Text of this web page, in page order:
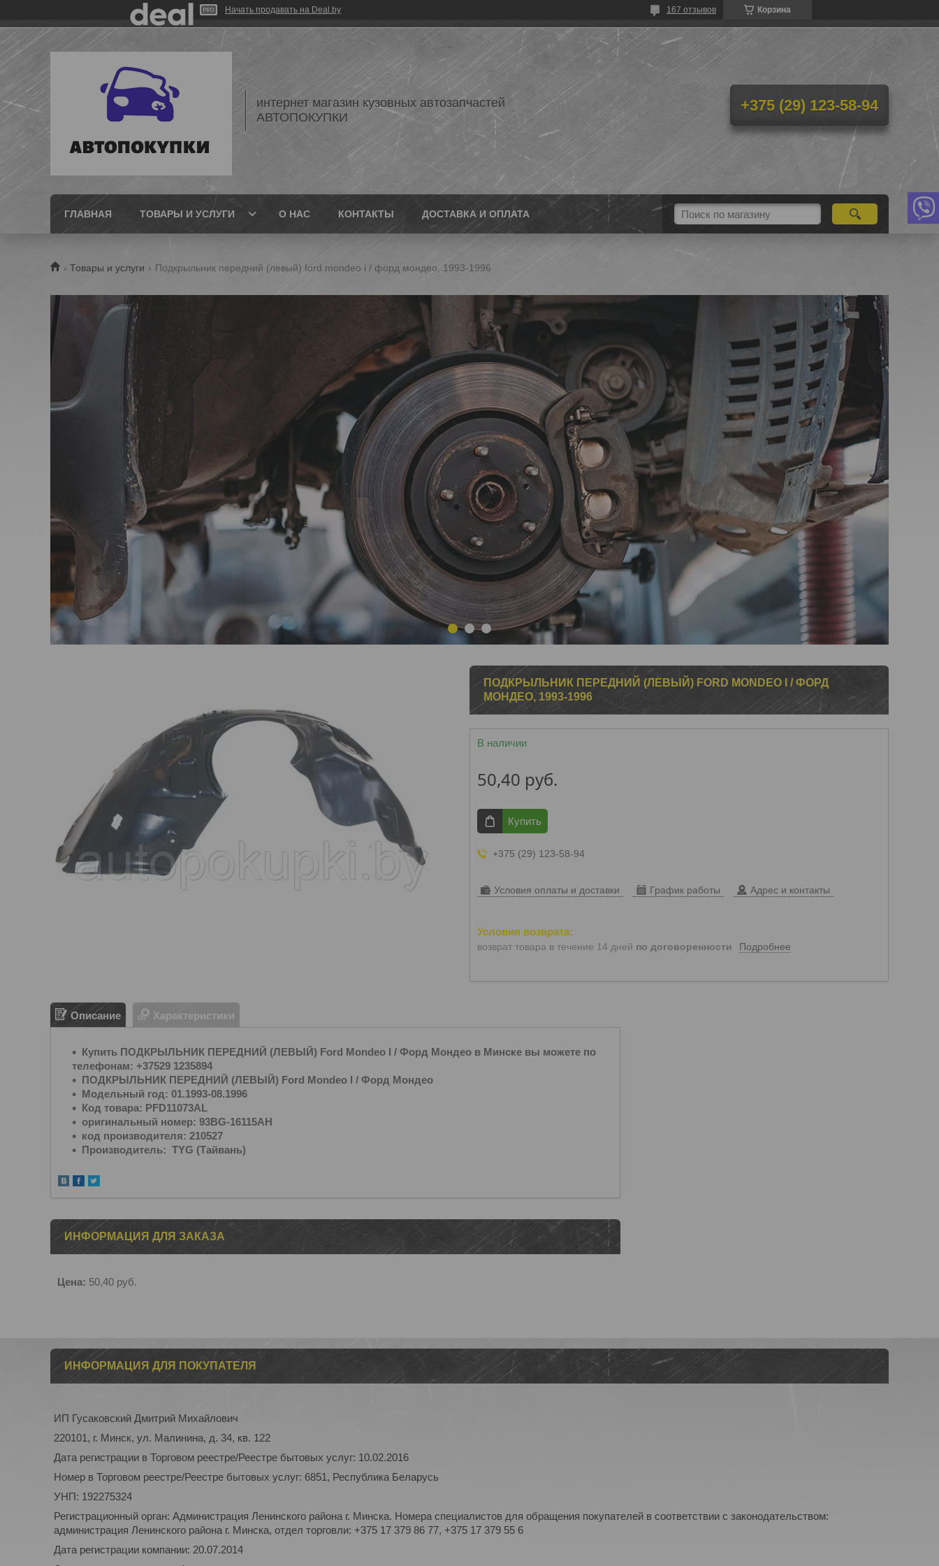
Начать продавать на Deal.by Корзина
167 отзывов
интернет магазин кузовных автозапчастей
АВТОПОКУПКИ
+375 (29) 123-58-94
ГЛАВНАЯ ТОВАРЫ И УСЛУГИ О НАС КОНТАКТЫ ДОСТАВКА И ОПЛАТА
Товары и услуги Подкрыльник передний (левый) ford mondeo i / форд мондео, 1993-1996
ПОДКРЫЛЬНИК ПЕРЕДНИЙ (ЛЕВЫЙ) FORD MONDEO I / ФОРД
МОНДЕО, 1993-1996
В наличии
50,40 руб.
Купить
+375 (29) 123-58-94
Условия оплаты и доставки График работы Адрес и контакты
возврат товара в течение 14 дней по договоренности Подробнее
Описание Характеристики
Купить ПОДКРЫЛЬНИК ПЕРЕДНИЙ (ЛЕВЫЙ) Ford Mondeo I / Форд Мондео в Минске вы можете по
телефонам: +37529 1235894
ПОДКРЫЛЬНИК ПЕРЕДНИЙ (ЛЕВЫЙ) Ford Mondeo I / Форд Мондео
Модельный год: 01.1993-08.1996
Код товара: PFD11073AL
оригинальный номер: 93BG-16115AH
код производителя: 210527
Производитель: TYG (Тайвань)
ИНФОРМАЦИЯ ДЛЯ ЗАКАЗА
Цена: 50,40 руб.
ИНФОРМАЦИЯ ДЛЯ ПОКУПАТЕЛЯ
ИП Гусаковский Дмитрий Михайлович
220101, г. Минск, ул. Малинина, д. 34, кв. 122
Дата регистрации в Торговом реестре/Реестре бытовых услуг: 10.02.2016
Номер в Торговом реестре/Реестре бытовых услуг: 6851, Республика Беларусь
УНП: 192275324
Регистрационный орган: Администрация Ленинского района г. Минска. Номера специалистов для обращения покупателей в соответствии с законодательством:
администрация Ленинского района г. Минска, отдел торговли: +375 17 379 86 77, +375 17 379 55 6
Дата регистрации компании: 20.07.2014